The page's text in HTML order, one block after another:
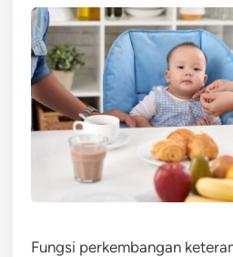
Fungsi perkembangan